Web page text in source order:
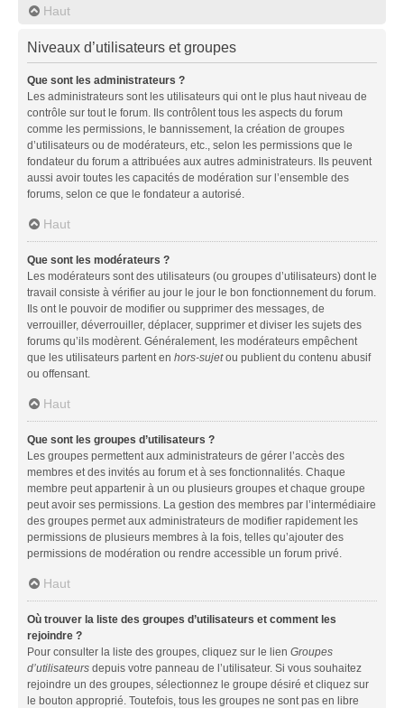
Haut
Niveaux d’utilisateurs et groupes
Que sont les administrateurs ?
Les administrateurs sont les utilisateurs qui ont le plus haut niveau de
contrôle sur tout le forum. Ils contrôlent tous les aspects du forum
comme les permissions, le bannissement, la création de groupes
d’utilisateurs ou de modérateurs, etc., selon les permissions que le
fondateur du forum a attribuées aux autres administrateurs. Ils peuvent
aussi avoir toutes les capacités de modération sur l’ensemble des
forums, selon ce que le fondateur a autorisé.
Haut
Que sont les modérateurs ?
Les modérateurs sont des utilisateurs (ou groupes d’utilisateurs) dont le
travail consiste à vérifier au jour le jour le bon fonctionnement du forum.
Ils ont le pouvoir de modifier ou supprimer des messages, de
verrouiller, déverrouiller, déplacer, supprimer et diviser les sujets des
forums qu’ils modèrent. Généralement, les modérateurs empêchent
que les utilisateurs partent en hors-sujetou publient du contenu abusif
ou offensant.
Haut
Que sont les groupes d’utilisateurs ?
Les groupes permettent aux administrateurs de gérer l’accès des
membres et des invités au forum et à ses fonctionnalités. Chaque
membre peut appartenir à un ou plusieurs groupes et chaque groupe
peut avoir ses permissions. La gestion des membres par l’intermédiaire
des groupes permet aux administrateurs de modifier rapidement les
permissions de plusieurs membres à la fois, telles qu’ajouter des
permissions de modération ou rendre accessible un forum privé.
Haut
Où trouver la liste des groupes d’utilisateurs et comment les
rejoindre ?
Pour consulter la liste des groupes, cliquez sur le lien Groupes
d’utilisateurs depuis votre panneau de l’utilisateur. Si vous souhaitez
rejoindre un des groupes, sélectionnez le groupe désiré et cliquez sur
le bouton approprié. Toutefois, tous les groupes ne sont pas en libre